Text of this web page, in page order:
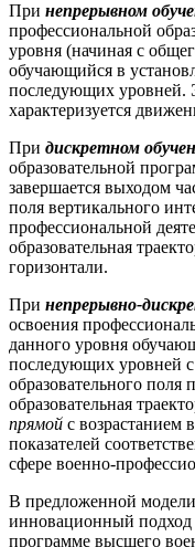
При непрерывном
профессиональной
уровня (начиная с
обучающийся в
последующих уровней.
характеризуется
При дискретном
образовательной
завершается выходом
поля вертикального
профессиональной
образовательная
горизонтали.
При непрерывно-
освоения
данного уровня
последующих уровней
образовательного поля
образовательная
прямой с возрастанием
показателей
сфере военно-
В предложенной модели
инновационный подход
программе высшего